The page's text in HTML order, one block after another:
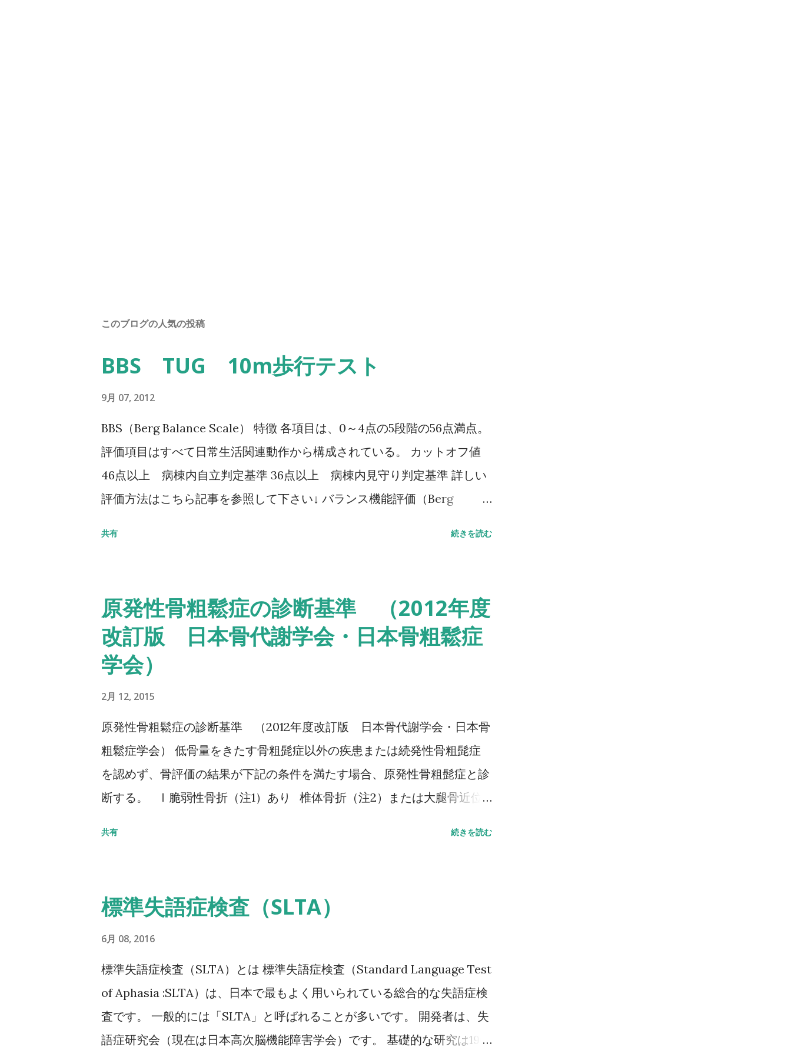
このブログの人気の投稿
BBS TUG 10m歩行テスト
9月 07, 2012
BBS（Berg Balance Scale） 特徴 各項目は、0～4点の5段階の56点満点。
評価項目はすべて日常生活関連動作から構成されている。 カットオフ値
46点以上 病棟内自立判定基準 36点以上 病棟内見守り判定基準 詳しい
評価方法はこちら記事を参照して下さい↓ バランス機能評価（Berg
秒：屋外外出可能 30秒以上：日常生活動作に要介助 詳しい評価方法はこ
ちら記事を参照して下さい↓ タイムアップアンドゴーテスト TUG:Timed
Up & Go Test 10m歩行テスト 方法 助走路（各3m）を含めた約16m（直線
歩行路）を歩行し、定常歩行とみなせる10mの所要時間をストップウォッ
共有 続きを読む
原発性骨粗鬆症の診断基準 （2012年度
改訂版 日本骨代謝学会・日本骨粗鬆症
学会）
2月 12, 2015
原発性骨粗鬆症の診断基準 （2012年度改訂版 日本骨代謝学会・日本骨
粗鬆症学会） 低骨量をきたす骨粗髭症以外の疾患または続発性骨粗髭症
を認めず、骨評価の結果が下記の条件を満たす場合、原発性骨粗髭症と診
断する。 Ⅰ脆弱性骨折（注1）あり 椎体骨折（注2）または大腿骨近位
とは、立った姿勢からの転倒か、それ以下の外力をさす。 注2 形態椎体骨
折のうち、2／3は無症候性であることに留意するとともに、鑑別診断の観
点からも脊椎X線像を確認することが望ましい。 注3 そのほかの脆弱性骨
折：軽微な外力によって発生した非外傷性骨折で、骨折部位は肋骨、骨盤
（恥骨、坐骨、仙骨を含む）上腕骨近位部、焼骨遠位端、下腿骨。 注4 骨
密度は原則として腰椎または大腿骨近位部骨密度とする。 また、複数部
共有 続きを読む
標準失語症検査（SLTA）
6月 08, 2016
標準失語症検査（SLTA）とは 標準失語症検査（Standard Language Test
of Aphasia :SLTA）は、日本で最もよく用いられている総合的な失語症検
査です。 一般的には「SLTA」と呼ばれることが多いです。 開発者は、失
語症研究会（現在は日本高次脳機能障害学会）です。 基礎的な研究は1965